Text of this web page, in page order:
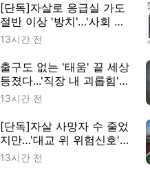
[단독]자살로 응급실 가도
절반 이상 '방치'…'사회 안
전망' 재설계해야
13시간 전
출구도 없는 '태움' 끝 세상
등졌다...'직장 내 괴롭힘'
더 위험한 이유
13시간 전
[단독]자살 사망자 수 줄었
지만…'대교 위 위험신호'
늘었다
13시간 전